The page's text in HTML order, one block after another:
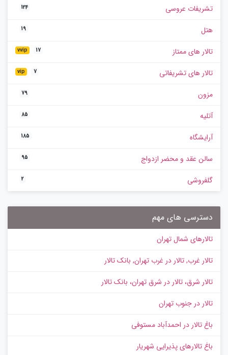
تشریفات عروسی 124
هتل 19
تالار های ممتاز vvip 17
تالار های تشریفاتی vip 7
مزون 79
آتلیه 85
آرایشگاه 185
سالن عقد و محضر ازدواج 95
گلفروشی 2
دسترسی های مهم
تالارهای شمال تهران
تالار غرب, تالار در غرب تهران, بانک تالار
تالار شرق، تالار در شرق تهران، بانک تالار
تالار در جنوب تهران
باغ تالار در احمدآباد مستوفی
باغ تالارهای پذیرایی شهریار